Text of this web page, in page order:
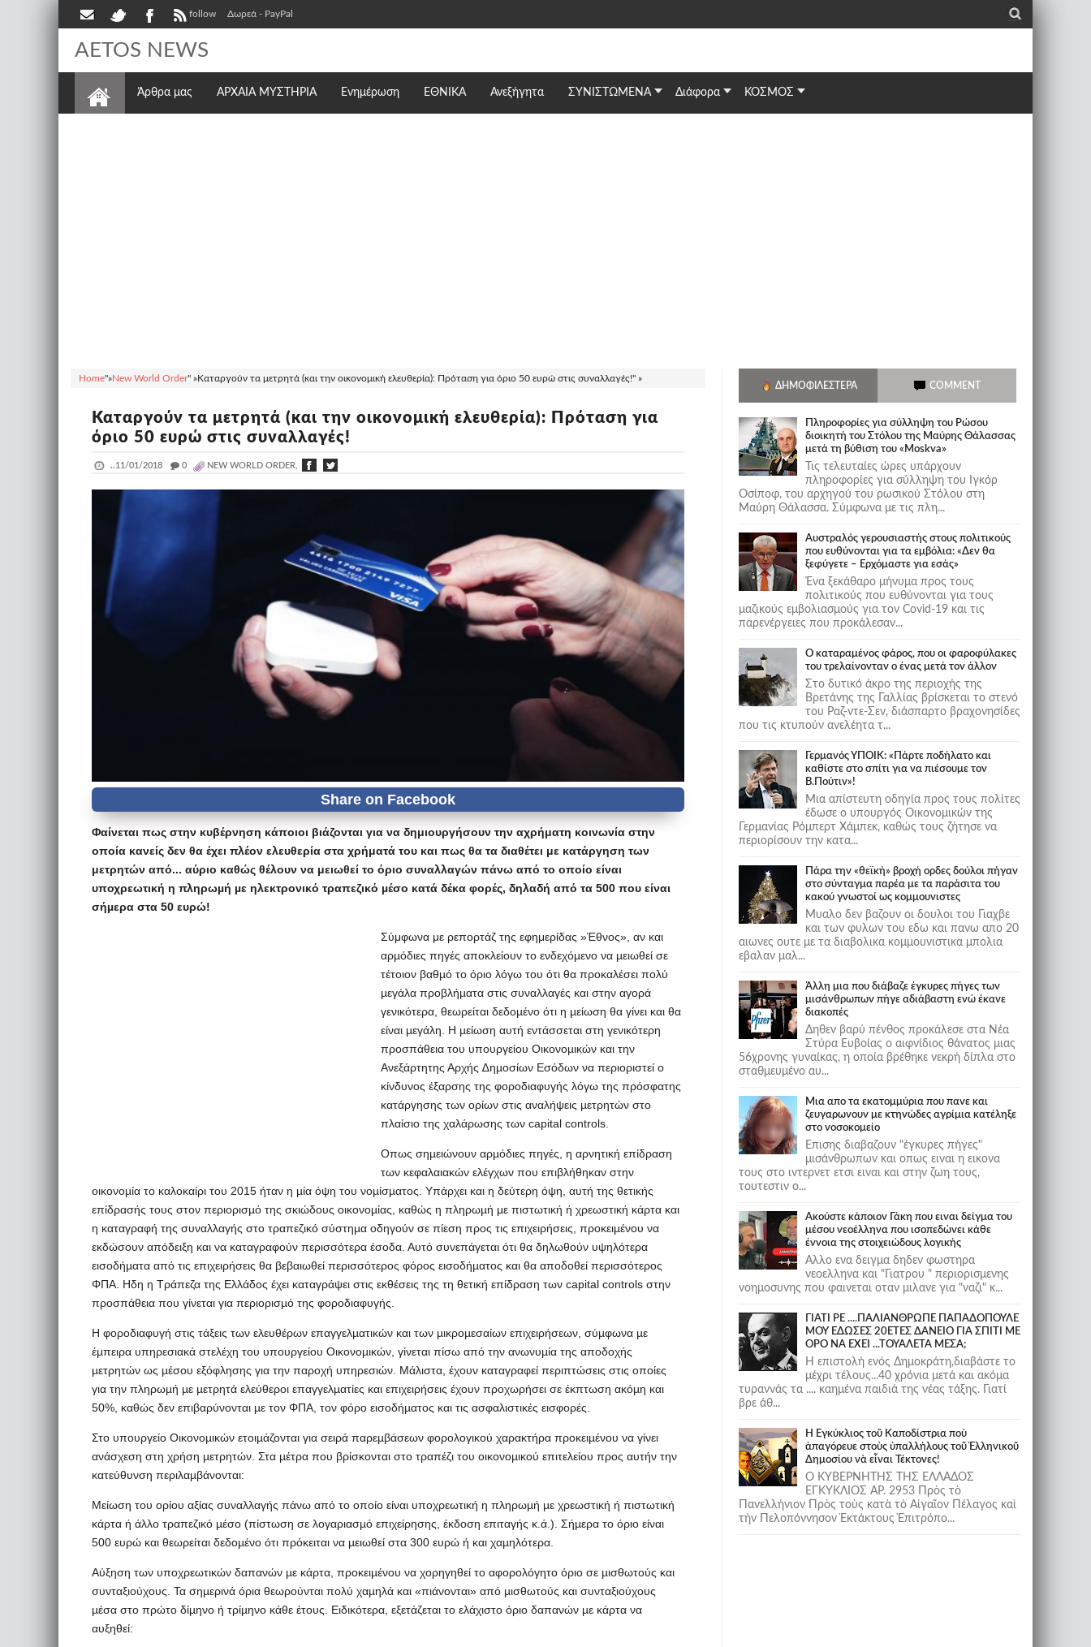
follow Δωρεά - PayPal _
AETOS NEWS
Άρθρα μας ΑΡΧΑΙΑ ΜΥΣΤΗΡΙΑ Ενημέρωση ΕΘΝΙΚΆ Ανεξήγητα ΣΥΝΙΣΤΩΜΕΝΑ Διάφορα ΚΟΣΜΟΣ
Home"»New World Order" »Καταργούν τα μετρητά (και την οικονομική ελευθερία): Πρόταση για όριο 50 ευρώ στις συναλλαγές!" »
Καταργούν τα μετρητά (και την οικονομική ελευθερία): Πρόταση για
όριο 50 ευρώ στις συναλλαγές!
..11/01/2018 _ 0 NEW WORLD ORDER,
Φαίνεται πως στην κυβέρνηση κάποιοι βιάζονται για να δημιουργήσουν την αχρήματη κοινωνία στην
οποία κανείς δεν θα έχει πλέον ελευθερία στα χρήματά του και πως θα τα διαθέτει με κατάργηση των
μετρητών από... αύριο καθώς θέλουν να μειωθεί το όριο συναλλαγών πάνω από το οποίο είναι
υποχρεωτική η πληρωµή µε ηλεκτρονικό τραπεζικό µέσο κατά δέκα φορές, δηλαδή από τα 500 που είναι
σήµερα στα 50 ευρώ!
Σύμφωνα με ρεπορτάζ της εφημερίδας »Έθνος», αν και
αρµόδιες πηγές αποκλείουν το ενδεχόµενο να µειωθεί σε
τέτοιον βαθµό το όριο λόγω του ότι θα προκαλέσει πολύ
µεγάλα προβλήµατα στις συναλλαγές και στην αγορά
γενικότερα, θεωρείται δεδοµένο ότι η µείωση θα γίνει και θα
είναι µεγάλη. Η µείωση αυτή εντάσσεται στη γενικότερη
προσπάθεια του υπουργείου Οικονοµικών και την
Ανεξάρτητης Αρχής ∆ηµοσίων Εσόδων να περιοριστεί ο
κίνδυνος έξαρσης της φοροδιαφυγής λόγω της πρόσφατης
κατάργησης των ορίων στις αναλήψεις µετρητών στο
πλαίσιο της χαλάρωσης των capital controls.
Οπως σηµειώνουν αρµόδιες πηγές, η αρνητική επίδραση
των κεφαλαιακών ελέγχων που επιβλήθηκαν στην
οικονοµία το καλοκαίρι του 2015 ήταν η µία όψη του νοµίσµατος. Υπάρχει και η δεύτερη όψη, αυτή της θετικής
επίδρασής τους στον περιορισµό της σκιώδους οικονοµίας, καθώς η πληρωµή µε πιστωτική ή χρεωστική κάρτα και
η καταγραφή της συναλλαγής στο τραπεζικό σύστηµα οδηγούν σε πίεση προς τις επιχειρήσεις, προκειµένου να
εκδώσουν απόδειξη και να καταγραφούν περισσότερα έσοδα. Αυτό συνεπάγεται ότι θα δηλωθούν υψηλότερα
εισοδήµατα από τις επιχειρήσεις θα βεβαιωθεί περισσότερος φόρος εισοδήµατος και θα αποδοθεί περισσότερος
ΦΠΑ. Ηδη η Τράπεζα της Ελλάδος έχει καταγράψει στις εκθέσεις της τη θετική επίδραση των capital controls στην
προσπάθεια που γίνεται για περιορισµό της φοροδιαφυγής.
Η φοροδιαφυγή στις τάξεις των ελευθέρων επαγγελµατικών και των µικροµεσαίων επιχειρήσεων, σύµφωνα µε
έµπειρα υπηρεσιακά στελέχη του υπουργείου Οικονοµικών, γίνεται πίσω από την ανωνυµία της αποδοχής
µετρητών ως µέσου εξόφλησης για την παροχή υπηρεσιών. Μάλιστα, έχουν καταγραφεί περιπτώσεις στις οποίες
για την πληρωµή µε µετρητά ελεύθεροι επαγγελµατίες και επιχειρήσεις έχουν προχωρήσει σε έκπτωση ακόµη και
50%, καθώς δεν επιβαρύνονται µε τον ΦΠΑ, τον φόρο εισοδήµατος και τις ασφαλιστικές εισφορές.
Στο υπουργείο Οικονοµικών ετοιµάζονται για σειρά παρεµβάσεων φορολογικού χαρακτήρα προκειµένου να γίνει
ανάσχεση στη χρήση µετρητών. Στα µέτρα που βρίσκονται στο τραπέζι του οικονοµικού επιτελείου προς αυτήν την
κατεύθυνση περιλαµβάνονται:
Μείωση του ορίου αξίας συναλλαγής πάνω από το οποίο είναι υποχρεωτική η πληρωµή µε χρεωστική ή πιστωτική
κάρτα ή άλλο τραπεζικό µέσο (πίστωση σε λογαριασµό επιχείρησης, έκδοση επιταγής κ.ά.). Σήµερα το όριο είναι
500 ευρώ και θεωρείται δεδοµένο ότι πρόκειται να µειωθεί στα 300 ευρώ ή και χαµηλότερα.
Αύξηση των υποχρεωτικών δαπανών µε κάρτα, προκειµένου να χορηγηθεί το αφορολόγητο όριο σε µισθωτούς και
συνταξιούχους. Τα σηµερινά όρια θεωρούνται πολύ χαµηλά και «πιάνονται» από µισθωτούς και συνταξιούχους
µέσα στο πρώτο δίµηνο ή τρίµηνο κάθε έτους. Ειδικότερα, εξετάζεται το ελάχιστο όριο δαπανών µε κάρτα να
αυξηθεί:
ΔΗΜΟΦΙΛΈΣΤΕΡΑ COMMENT
Πληροφορίες για σύλληψη του Ρώσου
διοικητή του Στόλου της Mαύρης Θάλασσας
μετά τη βύθιση του «Moskva»
Τις τελευταίες ώρες υπάρχουν
πληροφορίες για σύλληψη του Ιγκόρ
Οσίποφ, του αρχηγού του ρωσικού Στόλου στη
Μαύρη Θάλασσα. Σύμφωνα με τις πλη...
Αυστραλός γερουσιαστής στους πολιτικούς
που ευθύνονται για τα εμβόλια: «Δεν θα
ξεφύγετε – Ερχόμαστε για εσάς»
Ένα ξεκάθαρο μήνυμα προς τους
πολιτικούς που ευθύνονται για τους
μαζικούς εμβολιασμούς για τον Covid-19 και τις
παρενέργειες που προκάλεσαν...
Ο καταραμένος φάρος, που οι φαροφύλακες
του τρελαίνονταν ο ένας μετά τον άλλον
Στο δυτικό άκρο της περιοχής της
Βρετάνης της Γαλλίας βρίσκεται το στενό
του Ραζ-ντε-Σεν, διάσπαρτο βραχονησίδες
που τις κτυπούν ανελέητα τ...
Γερμανός ΥΠΟΙΚ: «Πάρτε ποδήλατο και
καθίστε στο σπίτι για να πιέσουμε τον
Β.Πούτιν»!
Μια απίστευτη οδηγία προς τους πολίτες
έδωσε ο υπουργός Οικονομικών της
Γερμανίας Ρόμπερτ Χάμπεκ, καθώς τους ζήτησε να
περιορίσουν την κατα...
Πάρα την «θεϊκή» βροχή ορδες δούλοι πήγαν
στο σύνταγμα παρέα με τα παράσιτα του
κακού γνωστοί ως κομμουνιστες
Μυαλο δεν βαζουν οι δουλοι του Γιαχβε
και των φυλων του εδω και πανω απο 20
αιωνες ουτε με τα διαβολικα κομμουνιστικα μπολια
εβαλαν μαλ...
Άλλη μια που διάβαζε έγκυρες πήγες των
μισάνθρωπων πήγε αδιάβαστη ενώ έκανε
διακοπές
Δηθεν βαρύ πένθος προκάλεσε στα Νέα
Στύρα Ευβοίας ο αιφνίδιος θάνατος μιας
56χρονης γυναίκας, η οποία βρέθηκε νεκρή δίπλα στο
σταθμευμένο αυ...
Μια απο τα εκατομμύρια που πανε και
ζευγαρωνουν με κτηνώδες αγρίμια κατέληξε
στο νοσοκομείο
Επισης διαβαζουν "έγκυρες πήγες"
μισάνθρωπων και οπως ειναι η εικονα
τους στο ιντερνετ ετσι ειναι και στην ζωη τους,
τουτεστιν ο...
Ακούστε κάποιον Γάκη που ειναι δείγμα του
μέσου νεοέλληνα που ισοπεδώνει κάθε
έννοια της στοιχειώδους λογικής
Αλλο ενα δειγμα δηδεν φωστηρα
νεοελληνα και "Γιατρου " περιορισμενης
νοημοσυνης που φαινεται οταν μιλανε για "ναζι" κ...
ΓΙΑΤΙ ΡΕ ....ΠΑΛΙΑΝΘΡΩΠΕ ΠΑΠΑΔΟΠΟΥΛΕ
ΜΟΥ ΕΔΩΣΕΣ 20ΕΤΕΣ ΔΑΝΕΙΟ ΓΙΑ ΣΠΙΤΙ ΜΕ
ΟΡΟ ΝΑ ΕΧΕΙ ...ΤΟΥΑΛΕΤΑ ΜΕΣΑ;
Η επιστολή ενός Δημοκράτη,διαβάστε το
μέχρι τέλους...40 χρόνια μετά και ακόμα
τυραννάς τα .... καημένα παιδιά της νέας τάξης. Γιατί
βρε άθ...
Ἡ Ἐγκύκλιος τοῦ Καποδίστρια ποὺ
ἀπαγόρευε στοὺς ὑπαλλήλους τοῦ Ἑλληνικοῦ
Δημοσίου νὰ εἶναι Τέκτονες!
Ο ΚΥΒΕΡΝΗΤΗΣ ΤΗΣ ΕΛΛΑΔΟΣ
ΕΓΚΥΚΛΙΟΣ ΑΡ. 2953 Πρὸς τὸ
Πανελλήνιον Πρὸς τοὺς κατὰ τὸ Αἰγαῖον Πέλαγος καὶ
τὴν Πελοπόννησον Ἐκτάκτους Ἐπιτρόπο...